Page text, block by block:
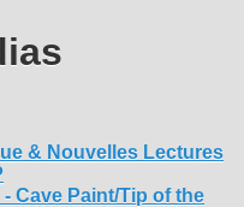
& Nouvelles Lectures
Cave Paint/Tip of the